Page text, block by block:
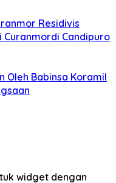
Residivis
Curanmordi Candipuro
Oleh Babinsa Koramil
widget dengan